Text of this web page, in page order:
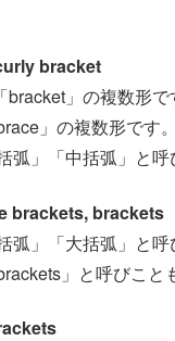
bracket
」の複数形で
」の複数形です。
弧」「中括弧」と呼
brackets, brackets
弧」「大括弧」と呼
」と呼びこと